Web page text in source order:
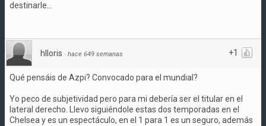
destinarle...
+1
hlloris · hace 649 semanas
Qué pensáis de Azpi? Convocado para el mundial?
Yo peco de subjetividad pero para mi debería ser el titular en el
lateral derecho. Llevo siguiéndole estas dos temporadas en el
Chelsea y es un espectáculo, en el 1 para 1 es un seguro, además